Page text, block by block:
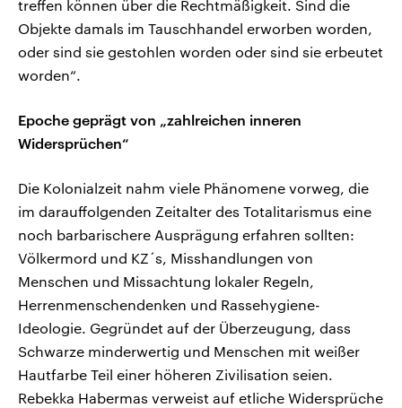
treffen können über die Rechtmäßigkeit. Sind die
Objekte damals im Tauschhandel erworben worden,
oder sind sie gestohlen worden oder sind sie erbeutet
worden“.
Epoche geprägt von „zahlreichen inneren
Widersprüchen“
Die Kolonialzeit nahm viele Phänomene vorweg, die
im darauffolgenden Zeitalter des Totalitarismus eine
noch barbarischere Ausprägung erfahren sollten:
Völkermord und KZ´s, Misshandlungen von
Menschen und Missachtung lokaler Regeln,
Herrenmenschendenken und Rassehygiene-
Ideologie. Gegründet auf der Überzeugung, dass
Schwarze minderwertig und Menschen mit weißer
Hautfarbe Teil einer höheren Zivilisation seien.
Rebekka Habermas verweist auf etliche Widersprüche